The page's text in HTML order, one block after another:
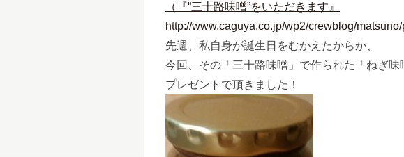
（『“三十路味噌”をいただきます』
http://www.caguya.co.jp/wp2/crewblog/matsuno/
先週、私自身が誕生日をむかえたからか、
今回、その「三十路味噌」で作られた「ねぎ味
プレゼントで頂きました！